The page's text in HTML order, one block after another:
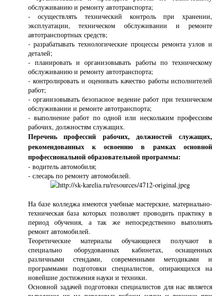
обслуживанию и ремонту автотранспорта;
- осуществлять технический контроль при хранении,
эксплуатации, техническом обслуживании и ремонте
автотранспортных средств;
- разрабатывать технологические процессы ремонта узлов и
деталей;
- планировать и организовывать работы по техническому
обслуживанию и ремонту автотранспорта;
- контролировать и оценивать качество работы исполнителей
работ;
- организовывать безопасное ведение работ при техническом
обслуживании и ремонте автотранспорта;
- выполнение работ по одной или нескольким профессиям
рабочих, должностям служащих.
Перечень профессий рабочих, должностей служащих,
рекомендованных к освоению в рамках основной
профессиональной образовательной программы:
- водитель автомобиля;
- слесарь по ремонту автомобилей.
На базе колледжа имеются учебные мастерские, материально-
техническая база которых позволяет проводить практику в
период обучения, а так же непосредственно выполнять
ремонт автомобилей.
Теоретические материалы обучающиеся получают в
специально оборудованных кабинетах, оснащенных
различными стендами, современными методиками и
программами подготовки специалистов, опирающихся на
новейшие достижения науки и техники.
Основной задачей подготовки специалистов для нас является